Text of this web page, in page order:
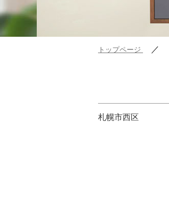
トップページ ／
札幌市西区